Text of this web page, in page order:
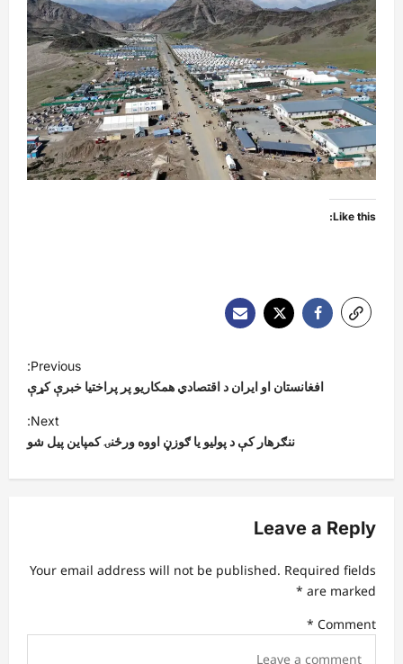
Like this:
v
g
t
Previous:
افغانستان او ایران د اقتصادي همکاریو پر پراختیا خبرې کړې
Next:
ننګرهار کې د پولیو يا ګوزڼ اووه ورځنۍ کمپاین پیل شو
Leave a Reply
Your email address will not be published. Required fields
are marked
*
Comment
*